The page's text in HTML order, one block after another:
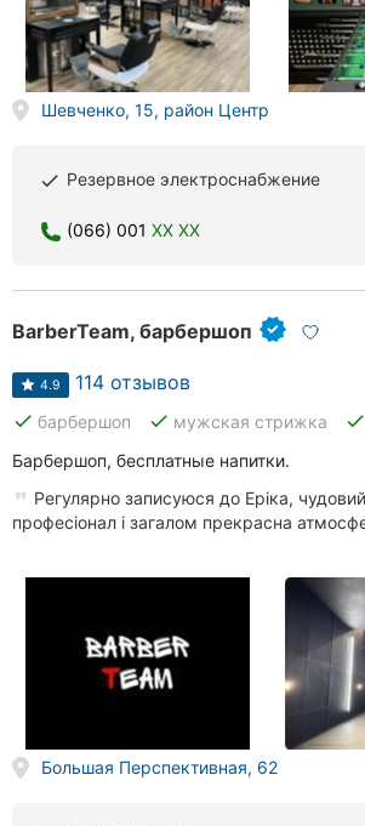
Чернигов
Черкассы
Луцк
Ужгород
Карпаты
Шевченко, 15, район Центр
done Резервное электроснабжение
(066) 001 XX XX
BarberTeam, барбершоп
4.9 114 отзывов
done барбершоп done мужская стрижка done
Барбершоп, бесплатные напитки.
Регулярно записуюся до Еріка,
професіонал і загалом прекрасна
Большая Перспективная, 62